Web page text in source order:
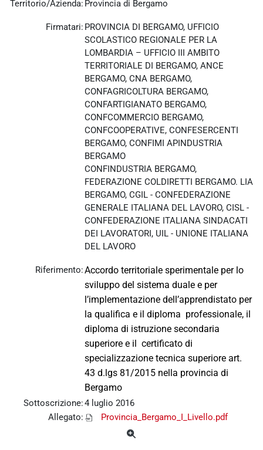
Territorio/Azienda: Provincia di Bergamo
Firmatari: PROVINCIA DI BERGAMO, UFFICIO
SCOLASTICO REGIONALE PER LA
LOMBARDIA – UFFICIO III AMBITO
TERRITORIALE DI BERGAMO, ANCE
BERGAMO, CNA BERGAMO,
CONFAGRICOLTURA BERGAMO,
CONFARTIGIANATO BERGAMO,
CONFCOMMERCIO BERGAMO,
CONFCOOPERATIVE, CONFESERCENTI
BERGAMO, CONFIMI APINDUSTRIA
BERGAMO
CONFINDUSTRIA BERGAMO,
FEDERAZIONE COLDIRETTI BERGAMO. LIA
BERGAMO, CGIL - CONFEDERAZIONE
GENERALE ITALIANA DEL LAVORO, CISL -
CONFEDERAZIONE ITALIANA SINDACATI
DEI LAVORATORI, UIL - UNIONE ITALIANA
DEL LAVORO
Riferimento:Accordo territoriale sperimentale per lo
sviluppo del sistema duale e per
l’implementazione dell’apprendistato per
la qualifica e il diploma professionale, il
diploma di istruzione secondaria
superiore e il certificato di
specializzazione tecnica superiore art.
43 d.lgs 81/2015 nella provincia di
Bergamo
Sottoscrizione:4 luglio 2016
Allegato:
Provincia_Bergamo_I_Livello.pdf